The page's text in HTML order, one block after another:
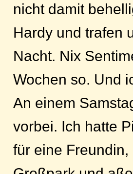
nicht damit
Hardy und trafen
Nacht. Nix
Wochen so. Und
An einem
vorbei. Ich hatte
für eine